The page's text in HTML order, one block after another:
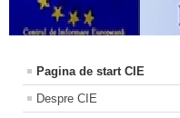
Pagina de start CIE
Despre CIE